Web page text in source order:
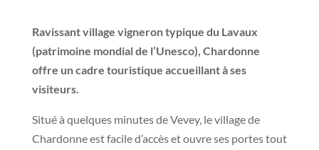
Ravissant village vigneron typique du Lavaux
(patrimoine mondial de l’Unesco), Chardonne
offre un cadre touristique accueillant à ses
visiteurs.
Situé à quelques minutes de Vevey, le village de
Chardonne est facile d’accès et ouvre ses portes tout